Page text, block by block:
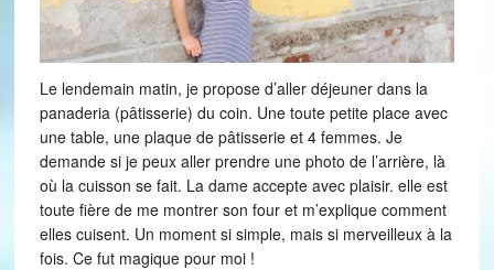
Le lendemain matin, je propose d’aller déjeuner dans la
panaderia (pâtisserie) du coin. Une toute petite place avec
une table, une plaque de pâtisserie et 4 femmes. Je
demande si je peux aller prendre une photo de l’arrière, là
où la cuisson se fait. La dame accepte avec plaisir. elle est
toute fière de me montrer son four et m’explique comment
elles cuisent. Un moment si simple, mais si merveilleux à la
fois. Ce fut magique pour moi !